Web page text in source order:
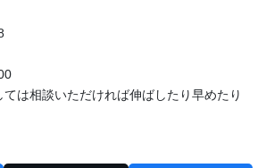
は相談いただければ伸ばしたり早めたり